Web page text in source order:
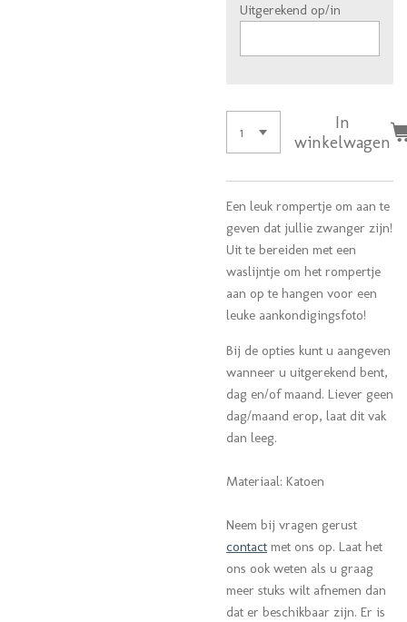
Uitgerekend op/in
In
winkelwagen
Een leuk rompertje om aan te
geven dat jullie zwanger zijn!
Uit te bereiden met een
waslijntje om het rompertje
aan op te hangen voor een
leuke aankondigingsfoto!
Bij de opties kunt u aangeven
wanneer u uitgerekend bent,
dag en/of maand. Liever geen
dag/maand erop, laat dit vak
dan leeg.
Materiaal: Katoen
Neem bij vragen gerust
contact met ons op. Laat het
ons ook weten als u graag
meer stuks wilt afnemen dan
dat er beschikbaar zijn. Er is